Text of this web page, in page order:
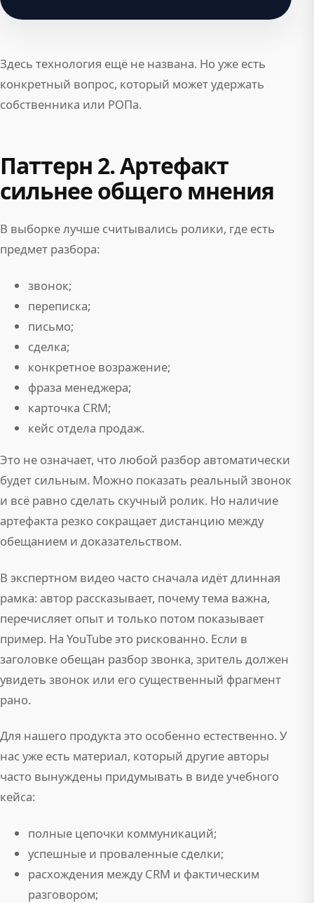
Здесь технология ещё не названа. Но уже есть
конкретный вопрос, который может удержать
собственника или РОПа.
Паттерн 2. Артефакт
сильнее общего мнения
В выборке лучше считывались ролики, где есть
предмет разбора:
звонок;
переписка;
письмо;
сделка;
конкретное возражение;
фраза менеджера;
карточка CRM;
кейс отдела продаж.
Это не означает, что любой разбор автоматически
будет сильным. Можно показать реальный звонок
и всё равно сделать скучный ролик. Но наличие
артефакта резко сокращает дистанцию между
обещанием и доказательством.
В экспертном видео часто сначала идёт длинная
рамка: автор рассказывает, почему тема важна,
перечисляет опыт и только потом показывает
пример. На YouTube это рискованно. Если в
заголовке обещан разбор звонка, зритель должен
увидеть звонок или его существенный фрагмент
рано.
Для нашего продукта это особенно естественно. У
нас уже есть материал, который другие авторы
часто вынуждены придумывать в виде учебного
кейса:
полные цепочки коммуникаций;
успешные и проваленные сделки;
расхождения между CRM и фактическим
разговором;